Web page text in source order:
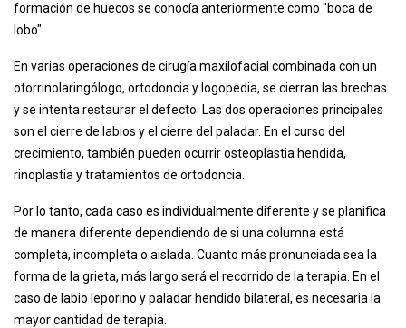
formación de huecos se conocía anteriormente como "boca de
lobo".
En varias operaciones de cirugía maxilofacial combinada con un
otorrinolaringólogo, ortodoncia y logopedia, se cierran las brechas
y se intenta restaurar el defecto. Las dos operaciones principales
son el cierre de labios y el cierre del paladar. En el curso del
crecimiento, también pueden ocurrir osteoplastia hendida,
rinoplastia y tratamientos de ortodoncia.
Por lo tanto, cada caso es individualmente diferente y se planifica
de manera diferente dependiendo de si una columna está
completa, incompleta o aislada. Cuanto más pronunciada sea la
forma de la grieta, más largo será el recorrido de la terapia. En el
caso de labio leporino y paladar hendido bilateral, es necesaria la
mayor cantidad de terapia.